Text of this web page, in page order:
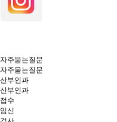
자주묻는질문
자주묻는질문
산부인과
산부인과
접수
임신